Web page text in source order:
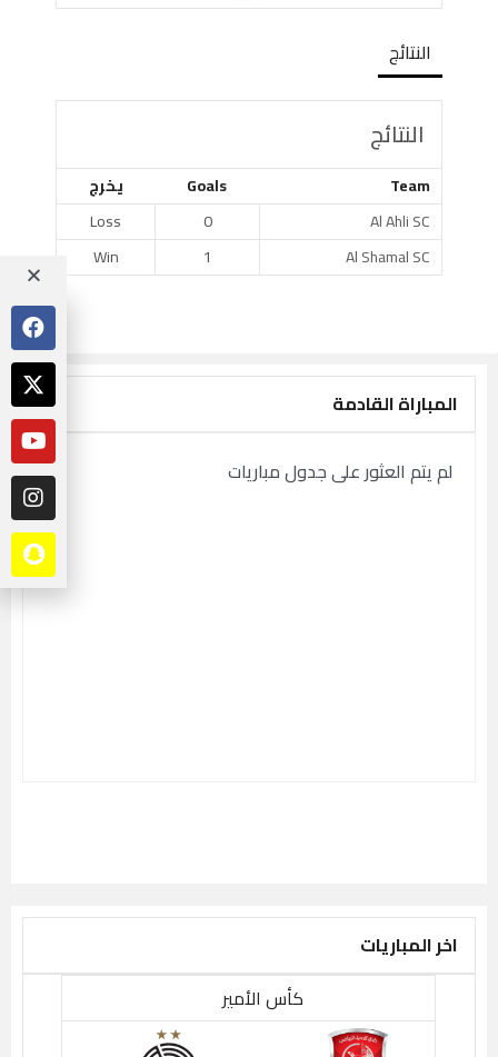
النتائج
النتائج
Team
Goals
يخرج
Al Ahli SC
0
Loss
Al Shamal SC
1
Win
المباراة القادمة
لم يتم العثور على جدول مباريات
اخر المباريات
كأس الأمير